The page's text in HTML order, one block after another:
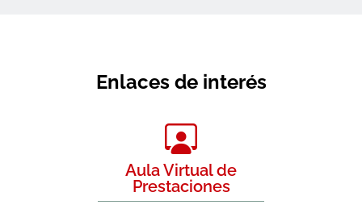
Enlaces de interés
Aula Virtual de
Prestaciones